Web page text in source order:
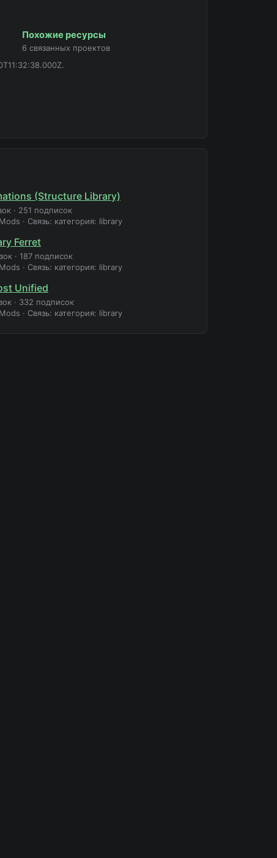
Похожие ресурсы
6 связанных проектов
(Structure Library)
· 251 подписок
· Связь: категория: library
Ferret
· 187 подписок
· Связь: категория: library
Unified
· 332 подписок
· Связь: категория: library